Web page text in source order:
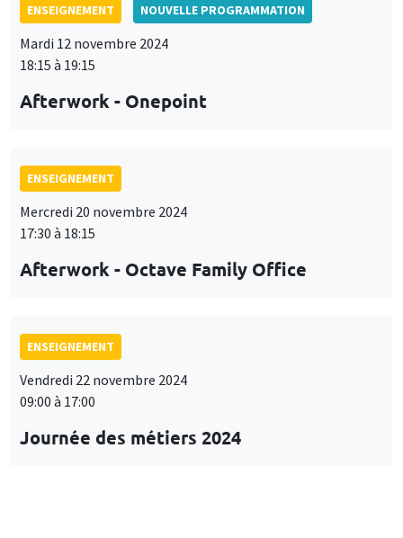
ENSEIGNEMENT NOUVELLE PROGRAMMATION
Mardi 12 novembre 2024
18:15 à 19:15
Afterwork - Onepoint
ENSEIGNEMENT
Mercredi 20 novembre 2024
17:30 à 18:15
Afterwork - Octave Family Office
ENSEIGNEMENT
Vendredi 22 novembre 2024
09:00 à 17:00
Journée des métiers 2024